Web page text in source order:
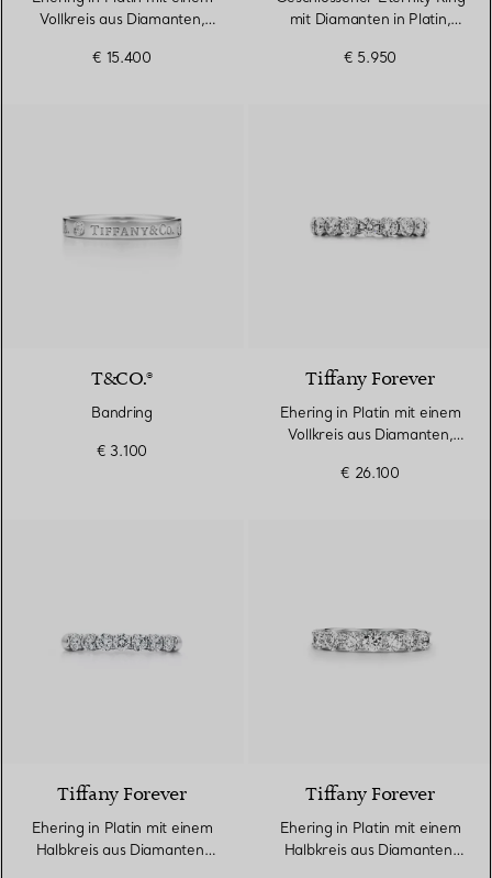
Vollkreis aus Diamanten,
€ 15.400
mit Diamanten in Platin,
€ 5.950
T&CO.®
Bandring
€ 3.100
Tiffany Forever
Ehering in Platin mit einem
Vollkreis aus Diamanten,
€ 26.100
Tiffany Forever
Ehering in Platin mit einem
Halbkreis aus Diamanten,
Tiffany Forever
Ehering in Platin mit einem
Halbkreis aus Diamanten,